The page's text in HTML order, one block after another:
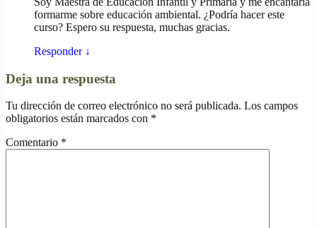
formarme sobre educación ambiental. ¿Podría hacer este
curso? Espero su respuesta, muchas gracias.
Responder ↓
Deja una respuesta
Tu dirección de correo electrónico no será publicada. Los campos
obligatorios están marcados con *
Comentario *